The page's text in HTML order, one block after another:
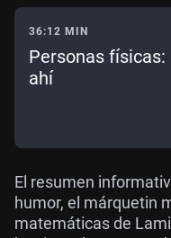
36:12 MIN
Personas
ahí
El resumen
humor, el márquetin
matemáticas de